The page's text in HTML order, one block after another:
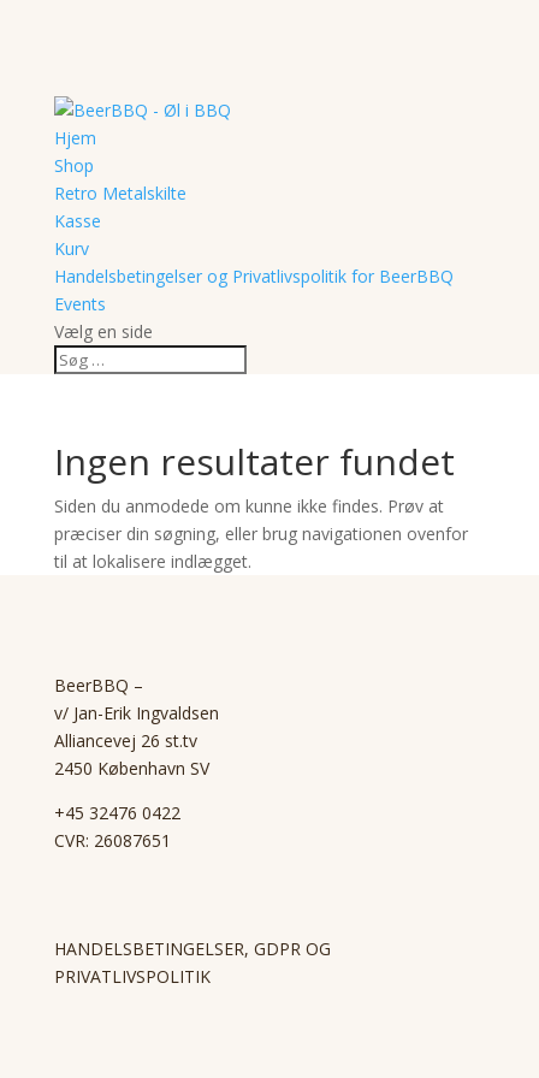
Hjem
Shop
Retro Metalskilte
Kasse
Kurv
Handelsbetingelser og Privatlivspolitik for BeerBBQ
Events
Vælg en side
Ingen resultater fundet
Siden du anmodede om kunne ikke findes. Prøv at
præciser din søgning, eller brug navigationen ovenfor
til at lokalisere indlægget.
BeerBBQ –
v/ Jan-Erik Ingvaldsen
Alliancevej 26 st.tv
2450 København SV
+45 32476 0422
CVR: 26087651
HANDELSBETINGELSER, GDPR OG
PRIVATLIVSPOLITIK